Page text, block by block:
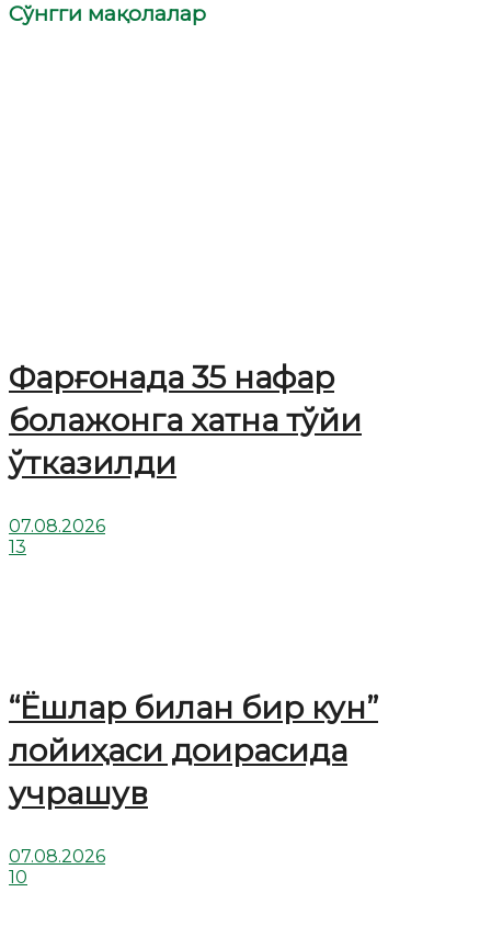
Сўнгги мақолалар
Фарғонада 35 нафар
болажонга хатна тўйи
ўтказилди
07.08.2026
13
“Ёшлар билан бир кун”
лойиҳаси доирасида
учрашув
07.08.2026
10